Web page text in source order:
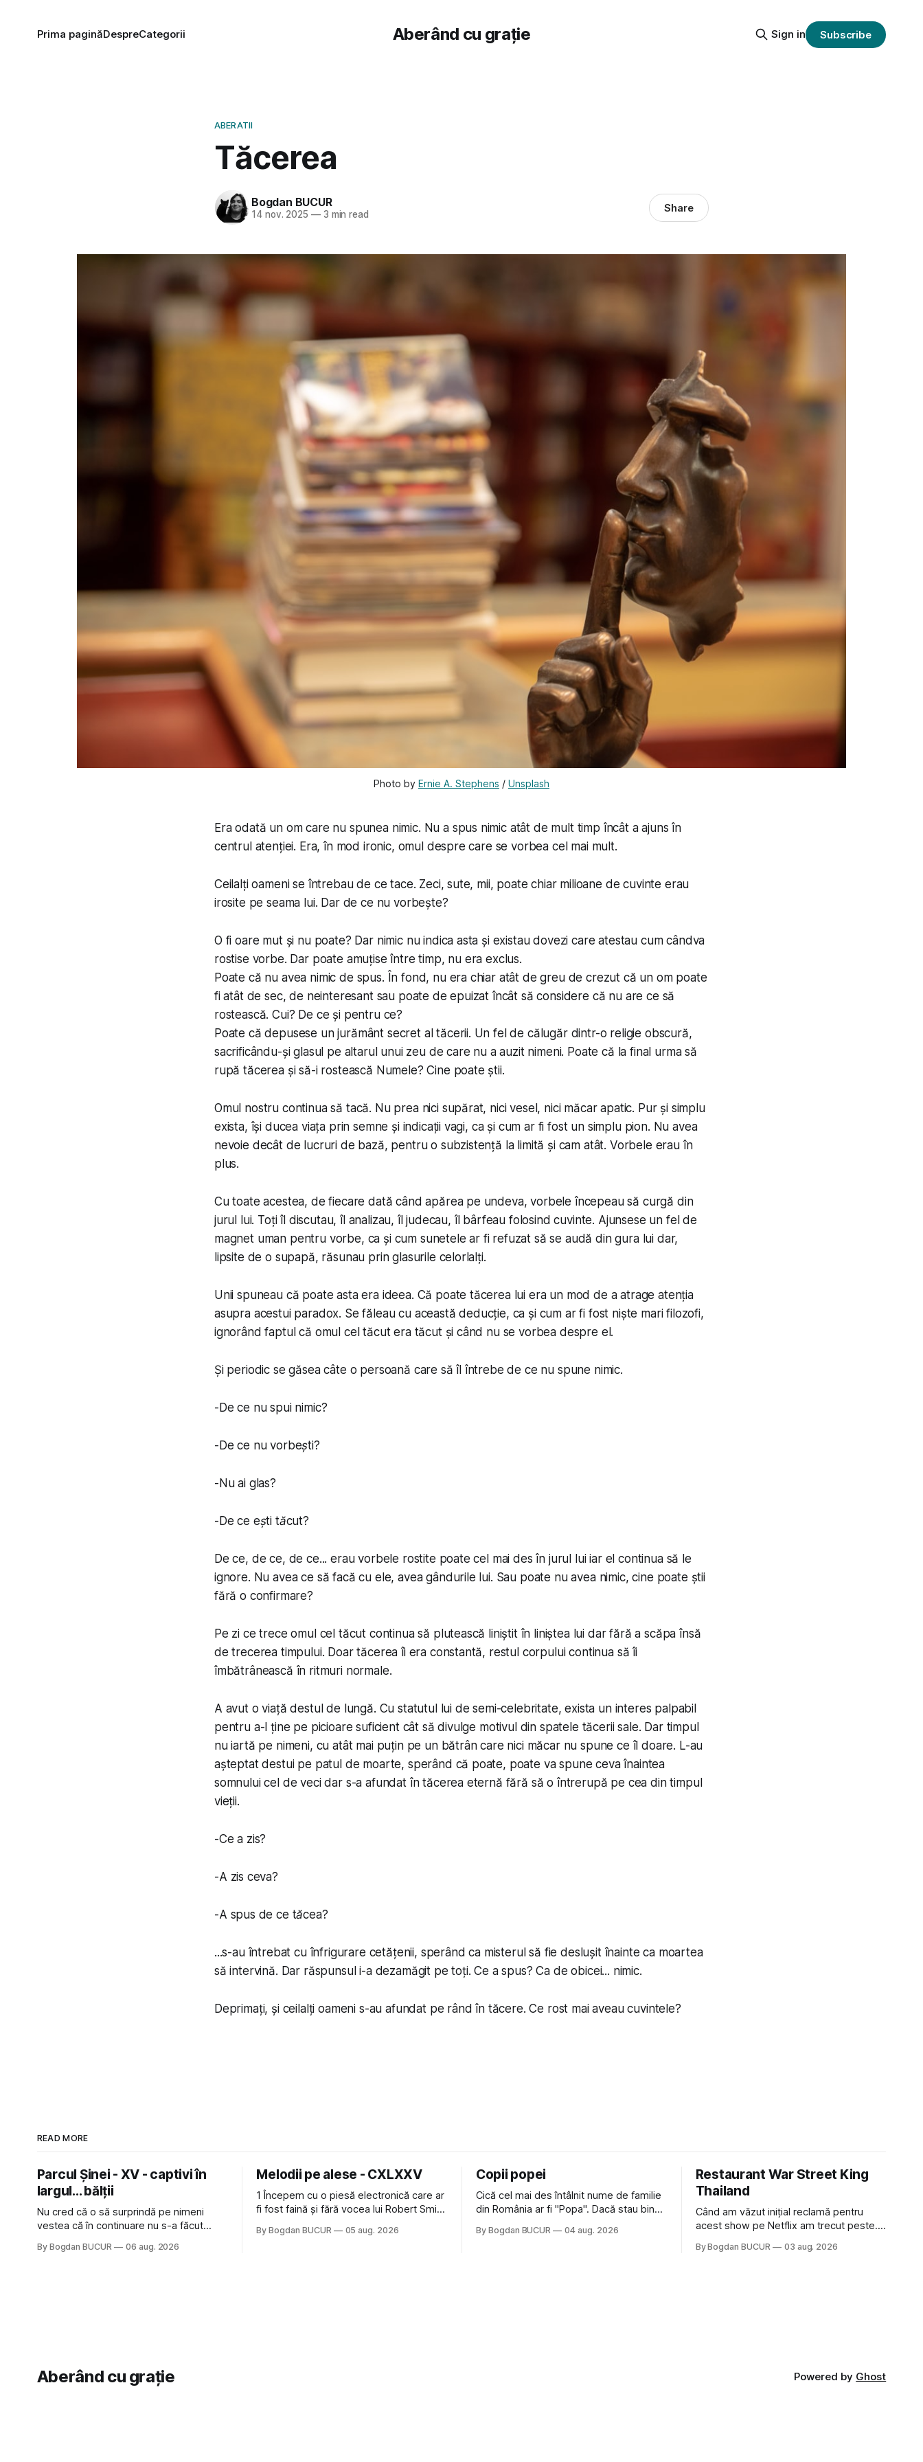
Aberând cu grație
Prima paginăDespreCategorii Sign in Subscribe
ABERATII
Tăcerea
Bogdan BUCUR
14 nov. 2025 —3 min read Share
Photo by Ernie A. Stephens / Unsplash
Era odată un om care nu spunea nimic. Nu a spus nimic atât de mult timp încât a ajuns în
centrul atenției. Era, în mod ironic, omul despre care se vorbea cel mai mult.
Ceilalți oameni se întrebau de ce tace. Zeci, sute, mii, poate chiar milioane de cuvinte erau
irosite pe seama lui. Dar de ce nu vorbește?
O fi oare mut și nu poate? Dar nimic nu indica asta și existau dovezi care atestau cum cândva
rostise vorbe. Dar poate amuțise între timp, nu era exclus.
Poate că nu avea nimic de spus. În fond, nu era chiar atât de greu de crezut că un om poate
fi atât de sec, de neinteresant sau poate de epuizat încât să considere că nu are ce să
rostească. Cui? De ce și pentru ce?
Poate că depusese un jurământ secret al tăcerii. Un fel de călugăr dintr-o religie obscură,
sacrificându-și glasul pe altarul unui zeu de care nu a auzit nimeni. Poate că la final urma să
rupă tăcerea și să-i rostească Numele? Cine poate știi.
Omul nostru continua să tacă. Nu prea nici supărat, nici vesel, nici măcar apatic. Pur și simplu
exista, își ducea viața prin semne și indicații vagi, ca și cum ar fi fost un simplu pion. Nu avea
nevoie decât de lucruri de bază, pentru o subzistență la limită și cam atât. Vorbele erau în
plus.
Cu toate acestea, de fiecare dată când apărea pe undeva, vorbele începeau să curgă din
jurul lui. Toți îl discutau, îl analizau, îl judecau, îl bârfeau folosind cuvinte. Ajunsese un fel de
magnet uman pentru vorbe, ca și cum sunetele ar fi refuzat să se audă din gura lui dar,
lipsite de o supapă, răsunau prin glasurile celorlalți.
Unii spuneau că poate asta era ideea. Că poate tăcerea lui era un mod de a atrage atenția
asupra acestui paradox. Se făleau cu această deducție, ca și cum ar fi fost niște mari filozofi,
ignorând faptul că omul cel tăcut era tăcut și când nu se vorbea despre el.
Și periodic se găsea câte o persoană care să îl întrebe de ce nu spune nimic.
-De ce nu spui nimic?
-De ce nu vorbești?
-Nu ai glas?
-De ce ești tăcut?
De ce, de ce, de ce... erau vorbele rostite poate cel mai des în jurul lui iar el continua să le
ignore. Nu avea ce să facă cu ele, avea gândurile lui. Sau poate nu avea nimic, cine poate știi
fără o confirmare?
Pe zi ce trece omul cel tăcut continua să plutească liniștit în liniștea lui dar fără a scăpa însă
de trecerea timpului. Doar tăcerea îi era constantă, restul corpului continua să îi
îmbătrânească în ritmuri normale.
A avut o viață destul de lungă. Cu statutul lui de semi-celebritate, exista un interes palpabil
pentru a-l ține pe picioare suficient cât să divulge motivul din spatele tăcerii sale. Dar timpul
nu iartă pe nimeni, cu atât mai puțin pe un bătrân care nici măcar nu spune ce îl doare. L-au
așteptat destui pe patul de moarte, sperând că poate, poate va spune ceva înaintea
somnului cel de veci dar s-a afundat în tăcerea eternă fără să o întrerupă pe cea din timpul
vieții.
-Ce a zis?
-A zis ceva?
-A spus de ce tăcea?
...s-au întrebat cu înfrigurare cetățenii, sperând ca misterul să fie deslușit înainte ca moartea
să intervină. Dar răspunsul i-a dezamăgit pe toți. Ce a spus? Ca de obicei... nimic.
Deprimați, și ceilalți oameni s-au afundat pe rând în tăcere. Ce rost mai aveau cuvintele?
READ MORE
Parcul Șinei - XV - captivi în
largul... bălții
Nu cred că o să surprindă pe nimeni
vestea că în continuare nu s-a făcut
afară de faptul că potăile apărute acolo
By Bogdan BUCUR 06 aug. 2026
Melodii pe alese - CXLXXV
1 Începem cu o piesă electronică care ar
fi fost faină și fără vocea lui Robert Smith
Castles, o formație cu multe piese faine
By Bogdan BUCUR 05 aug. 2026
Copii popei
Cică cel mai des întâlnit nume de familie
din România ar fi "Popa". Dacă stau bine
colegi de școala Popa cam peste tot
By Bogdan BUCUR 04 aug. 2026
Restaurant War Street King
Thailand
Când am văzut inițial reclamă pentru
acest show pe Netflix am trecut peste.
tailandeză pe fundal, era cu street food
By Bogdan BUCUR 03 aug. 2026
Aberând cu grație Powered by Ghost